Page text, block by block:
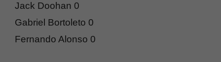
Jack Doohan 0
Gabriel Bortoleto 0
Fernando Alonso 0